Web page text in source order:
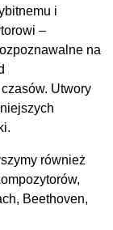
i
–
na
Utwory
również
Beethoven,